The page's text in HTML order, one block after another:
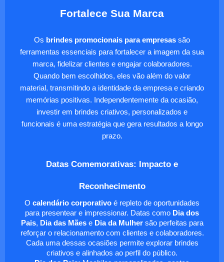
Fortalece Sua Marca
Os brindes promocionais para empresas são
ferramentas essenciais para fortalecer a imagem da sua
marca, fidelizar clientes e engajar colaboradores.
Quando bem escolhidos, eles vão além do valor
material, transmitindo a identidade da empresa e criando
memórias positivas. Independentemente da ocasião,
investir em brindes criativos, personalizados e
funcionais é uma estratégia que gera resultados a longo
prazo.
Datas Comemorativas: Impacto e
Reconhecimento
O calendário corporativo é repleto de oportunidades
para presentear e impressionar. Datas como Dia dos
Pais, Dia das Mãese Dia da Mulhersão perfeitas para
reforçar o relacionamento com clientes e colaboradores.
Cada uma dessas ocasiões permite explorar brindes
criativos e alinhados ao perfil do público.